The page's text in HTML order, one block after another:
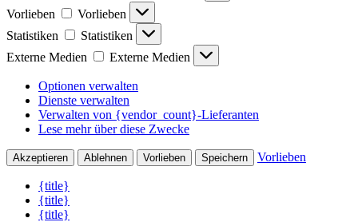
Vorlieben
Vorlieben
Statistiken
Statistiken
Externe Medien
Externe Medien
Optionen verwalten
Dienste verwalten
Verwalten von {vendor_count}-Lieferanten
Lese mehr über diese Zwecke
Akzeptieren Ablehnen Vorlieben Speichern Vorlieben
{title}
{title}
{title}